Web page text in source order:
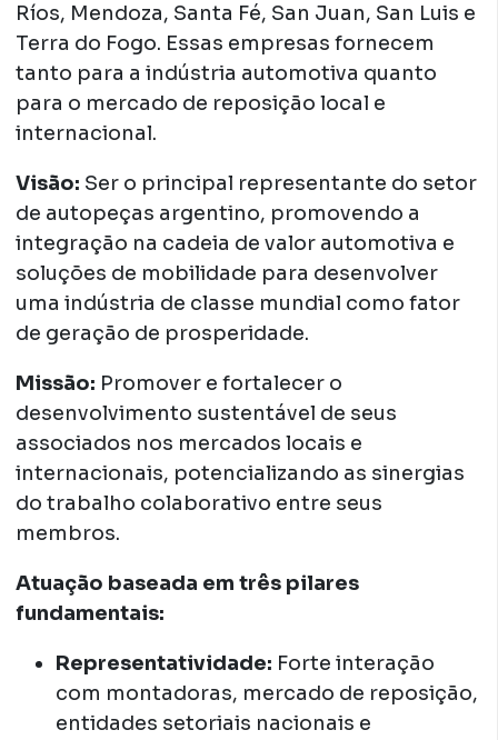
Ríos, Mendoza, Santa Fé, San Juan, San Luis e
Terra do Fogo. Essas empresas fornecem
tanto para a indústria automotiva quanto
para o mercado de reposição local e
internacional.
Visão: Ser o principal representante do setor
de autopeças argentino, promovendo a
integração na cadeia de valor automotiva e
soluções de mobilidade para desenvolver
uma indústria de classe mundial como fator
de geração de prosperidade.
Missão: Promover e fortalecer o
desenvolvimento sustentável de seus
associados nos mercados locais e
internacionais, potencializando as sinergias
do trabalho colaborativo entre seus
membros.
Atuação baseada em três pilares
fundamentais:
Representatividade: Forte interação
com montadoras, mercado de reposição,
entidades setoriais nacionais e